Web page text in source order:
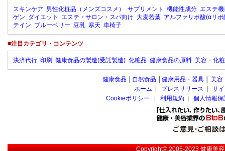
スキンケア 男性化粧品（メンズコスメ） サプリメント 機能性成分 エステ
ゲン ダイエット エステ・サロン・スパ向け 大麦若葉 アルファリポ酸(αリポ
テイン ブルーベリー 豆乳 寒天 車椅子
■注目カテゴリ・コンテンツ
決済代行 印刷 健康食品の製造(受託製造) 化粧品 健康食品の原料 美容・化
健康食品 自然食品 健康用品・器具 美容
ホーム
プレスリリース
サ
Cookieポリシー
利用規約 個人情報
Copyright© 2005-2023健康美